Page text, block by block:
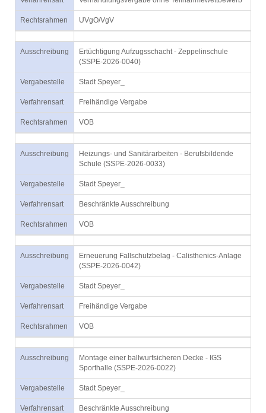
Rechtsrahmen UVgO/VgV
Ausschreibung
Ertüchtigung Aufzugsschacht - Zeppelinschule
(SSPE-2026-0040)
Vergabestelle Stadt Speyer_
Verfahrensart Freihändige Vergabe
Rechtsrahmen VOB
Ausschreibung
Heizungs- und Sanitärarbeiten - Berufsbildende
Schule (SSPE-2026-0033)
Vergabestelle Stadt Speyer_
Verfahrensart Beschränkte Ausschreibung
Rechtsrahmen VOB
Ausschreibung
Erneuerung Fallschutzbelag - Calisthenics-Anlage
(SSPE-2026-0042)
Vergabestelle Stadt Speyer_
Verfahrensart Freihändige Vergabe
Rechtsrahmen VOB
Ausschreibung
Montage einer ballwurfsicheren Decke - IGS
Sporthalle (SSPE-2026-0022)
Vergabestelle Stadt Speyer_
Verfahrensart Beschränkte Ausschreibung